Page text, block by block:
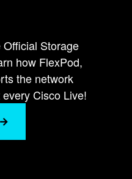
Storage
how FlexPod,
the network
Cisco Live!